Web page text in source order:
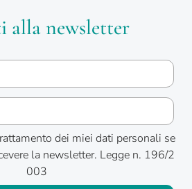
alla newsletter
dei miei dati personali se
la newsletter. Legge n. 196/2
003